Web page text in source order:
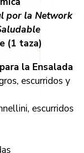
por la Network
(1 taza)
la Ensalada
escurridos y
escurridos